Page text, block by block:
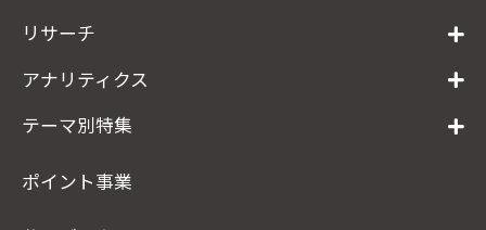
リサーチ
アナリティクス
テーマ別特集
ポイント事業